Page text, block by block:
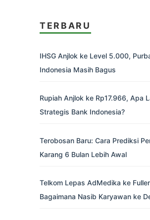
TERBARU
IHSG Anjlok ke Level 5.000,
Indonesia Masih Bagus
Rupiah Anjlok ke Rp17.966, Apa
Strategis Bank Indonesia?
Terobosan Baru: Cara Prediksi
Karang 6 Bulan Lebih Awal
Telkom Lepas AdMedika ke
Bagaimana Nasib Karyawan ke